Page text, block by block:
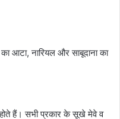
आटा, नारियल और साबूदाना का
हैं। सभी प्रकार के सूखे मेवे व